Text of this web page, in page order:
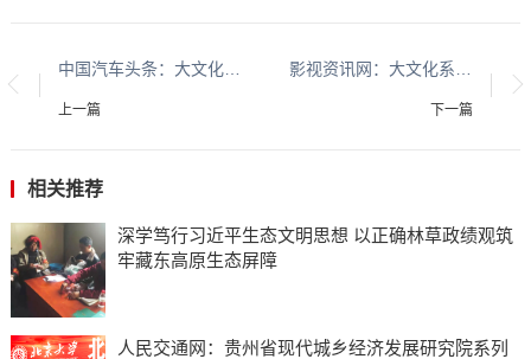
中国汽车头条：大文化系列报道：贵州酱香酒文化系列报道之二
上一篇 下一篇
相关推荐
深学笃行习近平生态文明思想 以正确林草政绩观筑
牢藏东高原生态屏障
人民交通网：贵州省现代城乡经济发展研究院系列